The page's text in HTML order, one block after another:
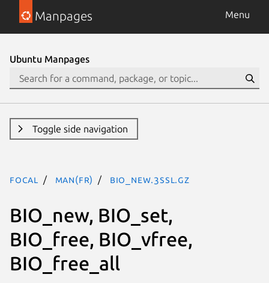
Manpages Menu
Ubuntu Manpages
Toggle side navigation
focal man(fr) BIO_new.3SSL.gz
BIO_new, BIO_set,
BIO_free, BIO_vfree,
BIO_free_all